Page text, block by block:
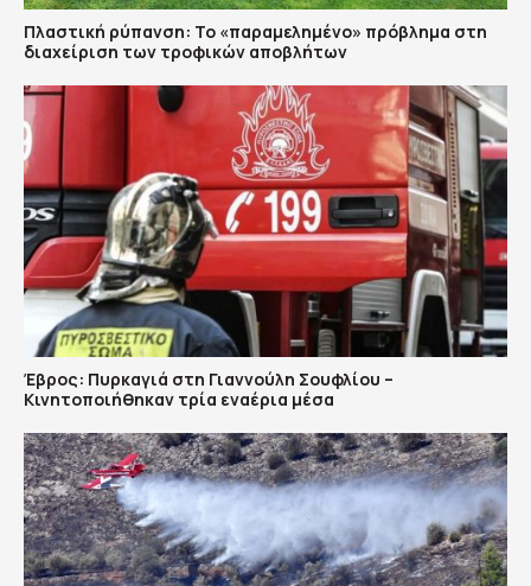
Πλαστική ρύπανση: Το «παραμελημένο» πρόβλημα στη
διαχείριση των τροφικών αποβλήτων
Έβρος: Πυρκαγιά στη Γιαννούλη Σουφλίου –
Κινητοποιήθηκαν τρία εναέρια μέσα